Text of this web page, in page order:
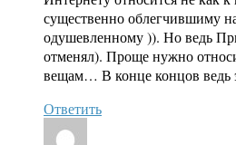
существенно облегчившиму
одушевленному )). Но ведь
отменял). Проще нужно
вещам… В конце концов ведь
Ответить